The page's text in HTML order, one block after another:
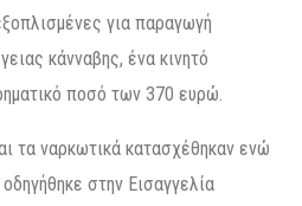
για παραγωγή
κάνναβης, ένα κινητό
ποσό των 370 ευρώ.
τα ναρκωτικά κατασχέθηκαν ενώ
στην Εισαγγελία